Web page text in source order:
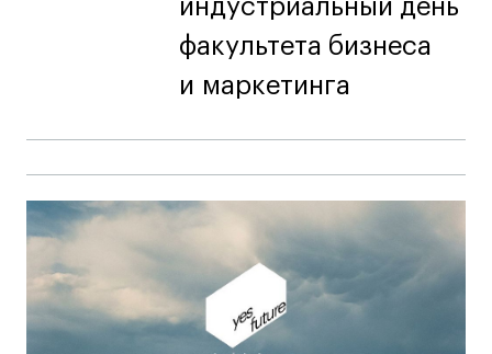
индустриальный день
факультета бизнеса
и маркетинга